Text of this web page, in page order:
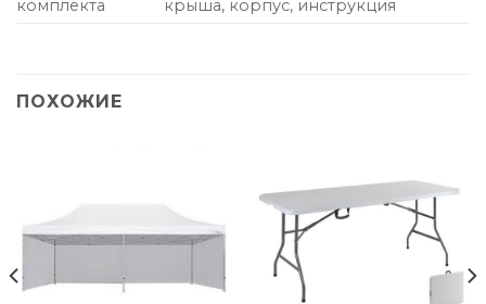
комплекта крыша, корпус, инструкция
ПОХОЖИЕ